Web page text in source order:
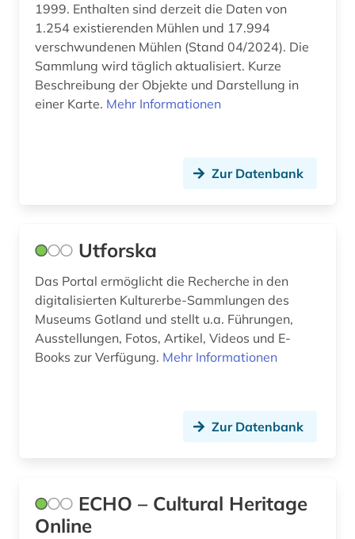
website (1)
welterbe (1)
1999. Enthalten sind derzeit die Daten von
1.254 existierenden Mühlen und 17.994
verschwundenen Mühlen (Stand 04/2024). Die
Sammlung wird täglich aktualisiert. Kurze
Beschreibung der Objekte und Darstellung in
einer Karte. Mehr Informationen
Zur Datenbank
Utforska
Das Portal ermöglicht die Recherche in den
digitalisierten Kulturerbe-Sammlungen des
Museums Gotland und stellt u.a. Führungen,
Ausstellungen, Fotos, Artikel, Videos und E-
Books zur Verfügung. Mehr Informationen
Zur Datenbank
ECHO – Cultural Heritage
Online